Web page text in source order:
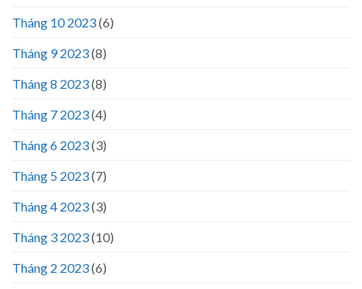
Tháng 10 2023(6)
Tháng 9 2023(8)
Tháng 8 2023(8)
Tháng 7 2023(4)
Tháng 6 2023(3)
Tháng 5 2023(7)
Tháng 4 2023(3)
Tháng 3 2023(10)
Tháng 2 2023(6)